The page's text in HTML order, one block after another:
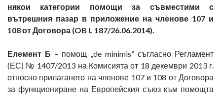
някои категории помощи за съвместими с
вътрешния пазар в приложение на членове 107 и
108 от Договора (OB L 187/26.06.2014).
Елемент Б – помощ „de minimis” съгласно Регламент
(ЕС) № 1407/2013 на Комисията от 18 декември 2013 г.
относно прилагането на членове 107 и 108 от Договора
за функциониране на Европейския съюз към помощта